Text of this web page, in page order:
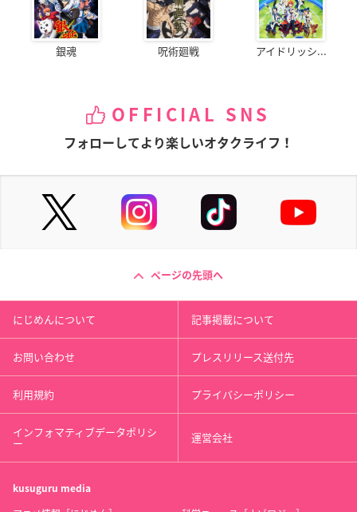
銀魂 呪術廻戦 アイドリッシ...
OFFICIAL SNS
フォローしてより楽しいオタクライフ！
ページの先頭へ
にじめんについて 記事掲載について
お問い合わせ プレスリリース送付先
利用規約 プライバシーポリシー
インフォマティブデータポリシ
ー 運営会社
kusuguru media